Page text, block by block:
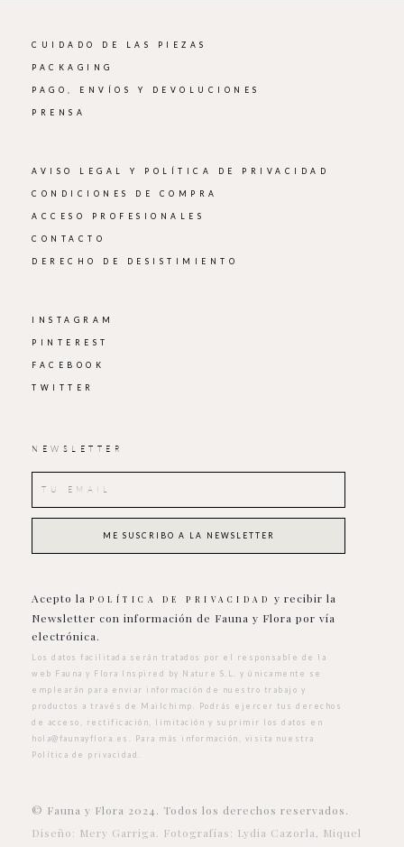
CUIDADO DE LAS PIEZAS
PACKAGING
PAGO, ENVÍOS Y DEVOLUCIONES
PRENSA
AVISO LEGAL Y POLÍTICA DE PRIVACIDAD
CONDICIONES DE COMPRA
ACCESO PROFESIONALES
CONTACTO
DERECHO DE DESISTIMIENTO
INSTAGRAM
PINTEREST
FACEBOOK
TWITTER
NEWSLETTER
Acepto la POLÍTICA DE PRIVACIDAD
y recibir la
Newsletter con información de Fauna y Flora por vía
electrónica.
Los datos facilitada serán tratados por el responsable de la
web Fauna y Flora Inspired by Nature S.L. y únicamente se
emplearán para enviar información de nuestro trabajo y
productos a través de Mailchimp. Podrás ejercer tus derechos
de acceso, rectificación, limitación y suprimir los datos en
hola@faunayflora.es
. Para más información, visita nuestra
Política de privacidad
© Fauna y Flora 2024. Todos los derechos reservados.
Diseño: Mery Garriga. Fotografías: Lydia Cazorla, Miquel